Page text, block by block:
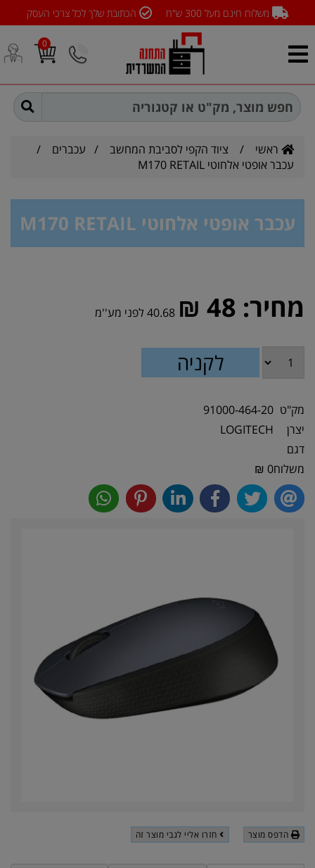
משלוח חינם מעל 300 ש"ח הכתובת שלך לכל צרכי העסק
0
ראשי / ציוד הקפי לסביבת המחשב / עכברים /
עכבר אופטי אלחוטי M170 RETAIL
עכבר אופטי אלחוטי M170 RETAIL
מחיר: 48 ₪ 40.68 לפני מע''מ
מק"ט 91000-464-20
יצרן
LOGITECH
דגם
משלוח0 ₪
הדפס מוצר חזרו אליי לגבי מוצר זה